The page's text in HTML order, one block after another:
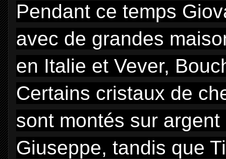
Pendant ce temps
avec de grandes
en Italie et Vever,
Certains cristaux de
sont montés sur
Giuseppe, tandis que